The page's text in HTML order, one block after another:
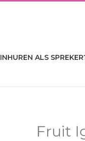
INHUREN ALS
Fruit